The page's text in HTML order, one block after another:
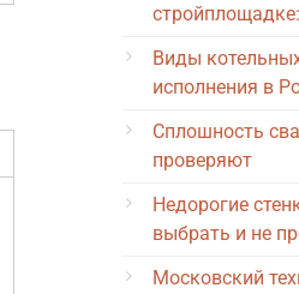
Виды
исполнения в
Сплошность
проверяют
Недорогие
выбрать и не
Московский